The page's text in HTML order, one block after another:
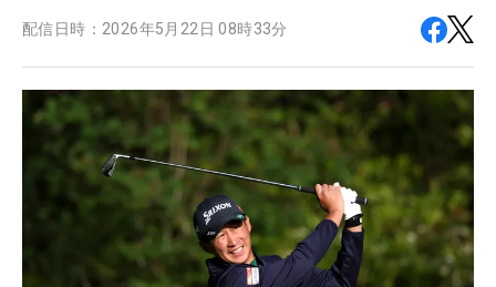
配信日時： 2026年5月22日 08時33分